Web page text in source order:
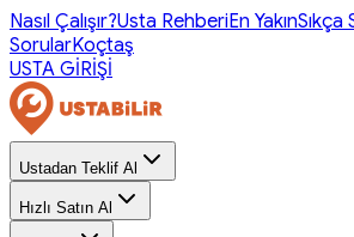
Nasıl Çalışır?Usta RehberiEn YakınSıkça
SorularKoçtaş
USTA GİRİŞİ
Ustadan Teklif Al
Hızlı Satın Al